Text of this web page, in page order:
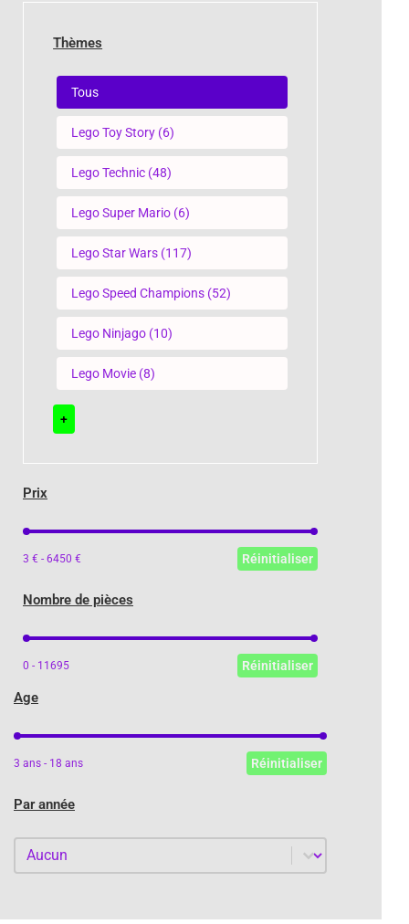
Thèmes
Thèmes
Tous
Lego Toy Story (6)
Lego Technic (48)
Lego Super Mario (6)
Lego Star Wars (117)
Lego Speed Champions (52)
Lego Ninjago (10)
Lego Movie (8)
+
Prix
Prix
3 € - 6450 € Réinitialiser
Nombre de pièces
Nombre de pièces
0 - 11695 Réinitialiser
Age
Age
3 ans - 18 ans Réinitialiser
Par année
Par année
Par année